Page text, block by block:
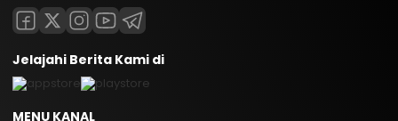
Jelajahi Berita Kami di
MENU KANAL